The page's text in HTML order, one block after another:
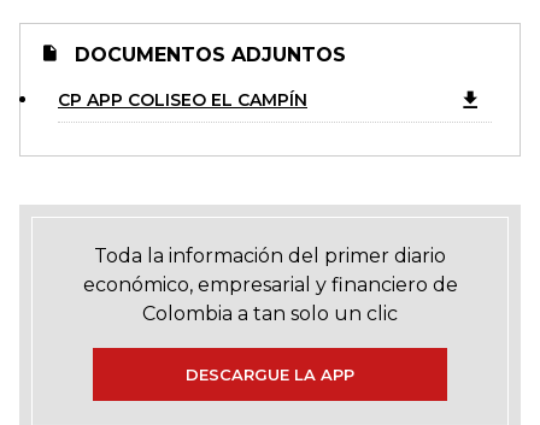
DOCUMENTOS ADJUNTOS
CP APP COLISEO EL CAMPÍN
Toda la información del primer diario
económico, empresarial y financiero de
Colombia a tan solo un clic
DESCARGUE LA APP